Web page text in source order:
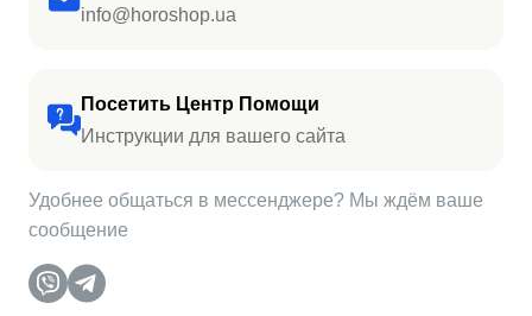
info@horoshop.ua
Посетить Центр Помощи
Инструкции для вашего сайта
Удобнее общаться в мессенджере? Мы ждём ваше
сообщение